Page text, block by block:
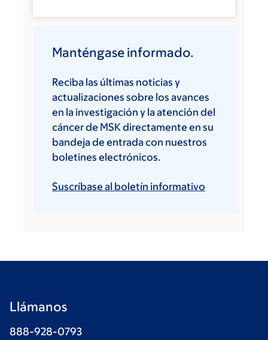
Manténgase informado.
Reciba las últimas noticias y
actualizaciones sobre los avances
en la investigación y la atención del
cáncer de MSK directamente en su
bandeja de entrada con nuestros
boletines electrónicos.
Suscríbase al boletín informativo
Llámanos
888-928-0793